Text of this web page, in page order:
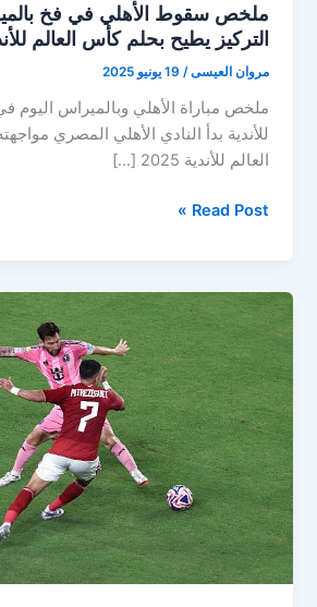
ملخص سقوط الأهلي في فخ
التركيز يطيح بحلم كأس العالم
مروان العيسى/ 19 يونيو 2025
ملخص مباراة الأهلي وبالميراس اليوم
للأندية بدأ النادي الأهلي المصري
العالم للأندية 2025 […]
ملخص
في
فخ
بالميراس
غياب
التركيز
يطيح
بحلم
كأس
العالم
للأندية
Read Post »